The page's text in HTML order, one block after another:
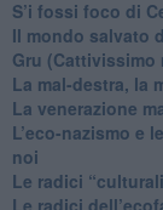
S’i fossi foco di
​Il mondo salvato
Gru (Cattivissimo
​La mal-destra, la
​La venerazione
​L’eco-nazismo e
noi
​Le radici
Le radici